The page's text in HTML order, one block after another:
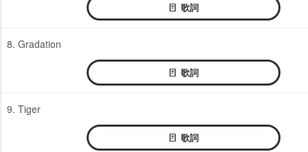
歌詞
8. Gradation
歌詞
9. Tiger
歌詞